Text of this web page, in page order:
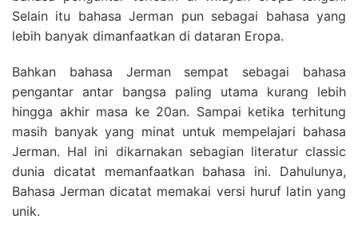
Selain itu bahasa Jerman pun sebagai bahasa yang
lebih banyak dimanfaatkan di dataran Eropa.
Bahkan bahasa Jerman sempat sebagai bahasa
pengantar antar bangsa paling utama kurang lebih
hingga akhir masa ke 20an. Sampai ketika terhitung
masih banyak yang minat untuk mempelajari bahasa
Jerman. Hal ini dikarnakan sebagian literatur classic
dunia dicatat memanfaatkan bahasa ini. Dahulunya,
Bahasa Jerman dicatat memakai versi huruf latin yang
unik.